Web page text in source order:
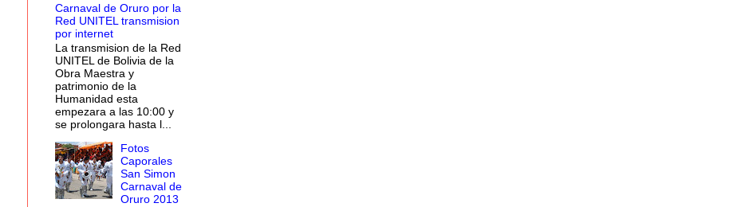
Carnaval de Oruro por la
Red UNITEL transmision
por internet
La transmision de la Red
UNITEL de Bolivia de la
Obra Maestra y
patrimonio de la
Humanidad esta
empezara a las 10:00 y
se prolongara hasta l...
Fotos
Caporales
San Simon
Carnaval de
Oruro 2013